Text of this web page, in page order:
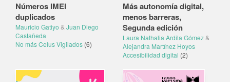
Números IMEI
duplicados
Mauricio Gatiyo & Juan Diego
Castañeda
No más Celus Vigilados (6)
Más autonomía digital,
menos barreras,
Segunda edición
Laura Nathalia Ardila Gómez&
Alejandra Martínez Hoyos
Accesibilidad digital (2)